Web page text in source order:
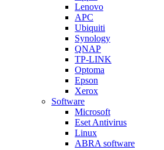
Lenovo
APC
Ubiquiti
Synology
QNAP
TP-LINK
Optoma
Epson
Xerox
Software
Microsoft
Eset Antivirus
Linux
ABRA software